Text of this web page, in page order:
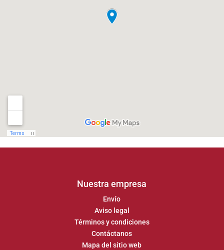
Nuestra empresa
Envío
Aviso legal
Términos y condiciones
Contáctanos
Mapa del sitio web